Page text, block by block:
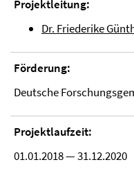
Projektleitung:
Dr. Friederike
Förderung:
Deutsche
Projektlaufzeit:
01.01.2018 — 31.12.2020